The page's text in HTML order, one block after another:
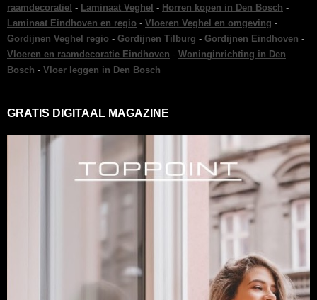
raamdecoratie! - Laminaat Veghel - Horren kopen in Den Bosch -
Laminaat Eindhoven en regio - Vloeren Veghel en omgeving -
Gordijnen Veghel regio - Gordijnen Tilburg - Gordijnen Eindhoven -
Vloeren en raamdecoratie Eindhoven - Woninginrichting in Den
Bosch - Vloer leggen in Den Bosch
GRATIS DIGITAAL MAGAZINE